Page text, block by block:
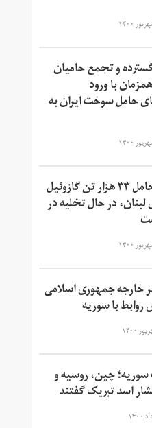
و تجمع حامیان
با ورود
حامل سوخت ایران به
نفتکش حامل ۳۳ هزار تن گازوئیل
لبنان، در حال تخلیه در
خارجه جمهوری اسلامی
با سوریه
سوریه؛ چین، روسیه و
اسد تبریک گفتند